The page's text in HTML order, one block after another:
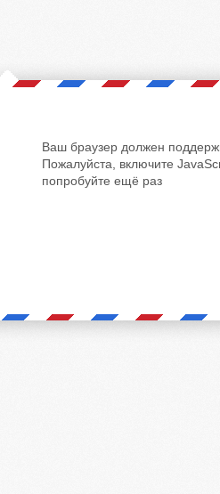
Ваш браузер должен
Пожалуйста, включите
попробуйте ещё раз